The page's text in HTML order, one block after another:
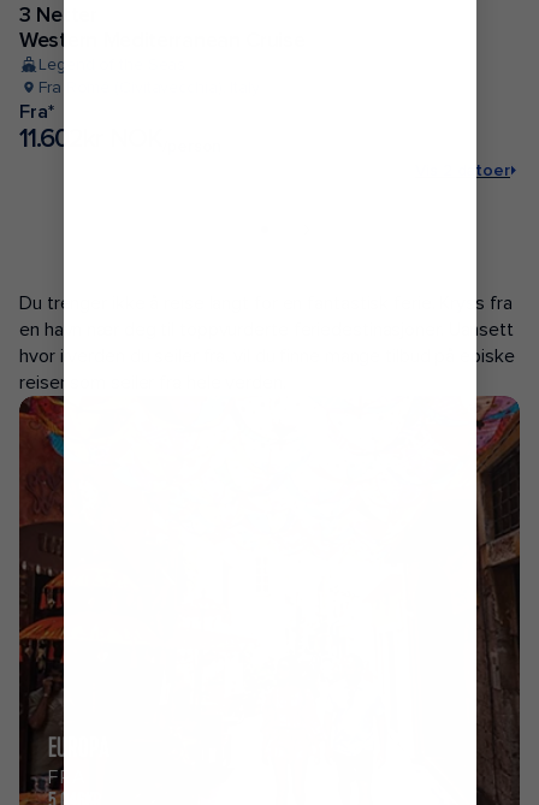
3 Netter
Western Mediterranean Cruise
Legend of the Seas
Fra Rome (Civitavecchia), Italy
Fra*
11.602kr NOK
Vis 2 datoer
Du trenger ikke å reise langt for en fantastisk ferie. Kryss fra
en havn nær deg til toppvurderte feriedestinasjoner. Uansett
hvor i verden du seiler fra, vil du finne mange tilbud på episke
reiser som seiler fra hele verden.
EUROPA
FRA